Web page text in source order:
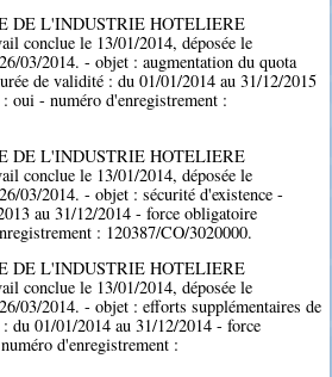
DE L'INDUSTRIE HOTELIERE
conclue le 13/01/2014, déposée le
03/2014. - objet : augmentation du quota
de validité : du 01/01/2014 au 31/12/2015
oui - numéro d'enregistrement :
DE L'INDUSTRIE HOTELIERE
conclue le 13/01/2014, déposée le
03/2014. - objet : sécurité d'existence -
au 31/12/2014 - force obligatoire
: 120387/CO/3020000.
DE L'INDUSTRIE HOTELIERE
conclue le 13/01/2014, déposée le
03/2014. - objet : efforts supplémentaires de
du 01/01/2014 au 31/12/2014 - force
d'enregistrement :